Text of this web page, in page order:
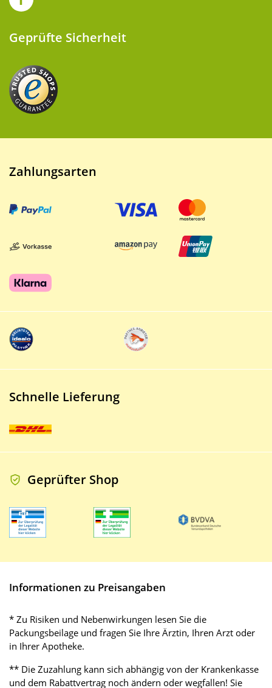
Geprüfte Sicherheit
Zahlungsarten
Schnelle Lieferung
Geprüfter Shop
Informationen zu Preisangaben
* Zu Risiken und Nebenwirkungen lesen Sie die
Packungsbeilage und fragen Sie Ihre Ärztin, Ihren Arzt oder
in Ihrer Apotheke.
** Die Zuzahlung kann sich abhängig von der Krankenkasse
und dem Rabattvertrag noch ändern oder wegfallen! Sie